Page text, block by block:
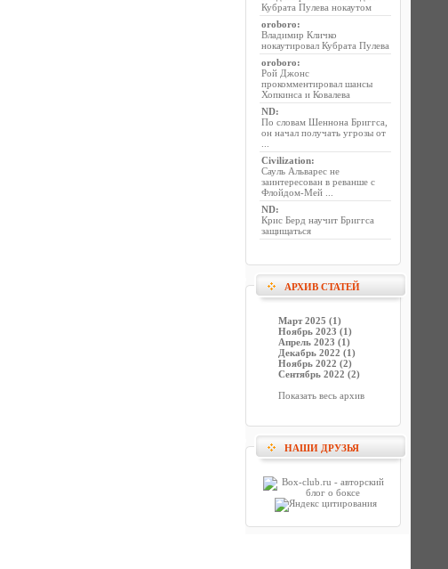
Кубрата Пулева нокаутом
oroboro:
Владимир Кличко
нокаутировал Кубрата Пулева
oroboro:
Рой Джонс
прокомментировал шансы
Хопкинса и Ковалева
ND:
По словам Шеннона Бриггса,
он начал получать угрозы от
Civilization:
Сауль Альварес не
заинтересован в реванше с
Флойдом-Мей ...
ND:
Крис Берд научит Бриггса
защищаться
АРХИВ СТАТЕЙ
Март 2025 (1)
Ноябрь 2023 (1)
Апрель 2023 (1)
Декабрь 2022 (1)
Ноябрь 2022 (2)
Сентябрь 2022 (2)
Показать весь архив
НАШИ ДРУЗЬЯ